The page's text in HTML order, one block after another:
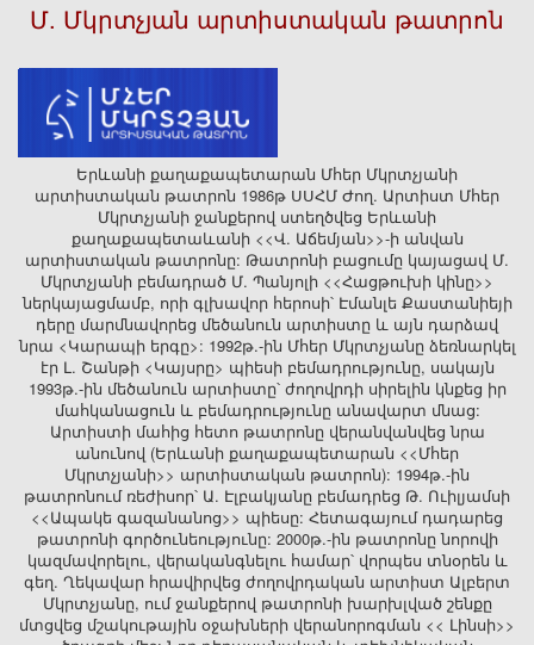
Մ. Մկրտչյան արտիստական թատրոն
Երևանի քաղաքապետարան Մհեր Մկրտչյանի
արտիստական թատրոն 1986թ ՍՍՀՄ Ժող. Արտիստ Մհեր
Մկրտչյանի ջանքերով ստեղծվեց Երևանի
քաղաքապետաևանի <<Վ. Աճեմյան>>-ի անվան
արտիստական թատրոնը: Թատրոնի բացումը կայացավ Մ.
Մկրտչյանի բեմադրած Մ. Պանյոլի <<Հացթուխի կինը>>
ներկայացմամբ, որի գլխավոր հերոսի՝ Էմանլե Քաստանիեյի
դերը մարմնավորեց մեծանուն արտիստը և այն դարձավ
նրա <Կարապի երգը>: 1992թ.-ին Մհեր Մկրտչյանը ձեռնարկել
էր Լ. Շանթի <Կայսրը> պիեսի բեմադրությունը, սակայն
1993թ.-ին մեծանուն արտիստը՝ ժողովրդի սիրելին կնքեց իր
մահկանացուն և բեմադրությունը անավարտ մնաց:
Արտիստի մահից հետո թատրոնը վերանվանվեց նրա
անունով (Երևանի քաղաքապետարան <<Մհեր
Մկրտչյանի>> արտիստական թատրոն): 1994թ.-ին
թատրոնում ռեժիսոր՝ Ա. Էլբակյանը բեմադրեց Թ. Ուիլյամսի
<<Ապակե գազանանոց>> պիեսը: Հետագայում դադարեց
թատրոնի գործունեությունը: 2000թ.-ին թատրոնը նորովի
կազմավորելու, վերականգնելու համար՝ վորպես տնօրեն և
գեղ. Ղեկավար հրավիրվեց ժողովրդական արտիստ Ալբերտ
Մկրտչյանը, ում ջանքերով թատրոնի խարխլված շենքը
մտցվեց մշակութային օջախների վերանորոգման << Լինսի>>